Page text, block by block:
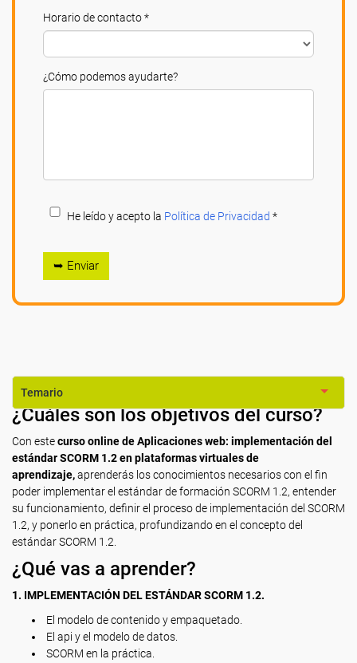
Horario de contacto *
¿Cómo podemos ayudarte?
He leído y acepto la Política de Privacidad *
➥ Enviar
Temario
¿Cuáles son los objetivos del curso?
Con estecurso online de Aplicaciones web: implementación del
estándar SCORM 1.2 en plataformas virtuales de
aprendizaje,aprenderás los conocimientos necesarios con el fin
poder implementar el estándar de formación SCORM 1.2, entender
su funcionamiento, definir el proceso de implementación del SCORM
1.2, y ponerlo en práctica, profundizando en el concepto del
estándar SCORM 1.2.
¿Qué vas a aprender?
1. IMPLEMENTACIÓN DEL ESTÁNDAR SCORM 1.2.
El modelo de contenido y empaquetado.
El api y el modelo de datos.
SCORM en la práctica.